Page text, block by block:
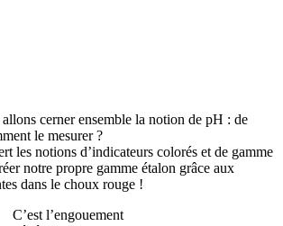
cerner ensemble la notion de pH : de
le mesurer ?
les notions d’indicateurs colorés et de gamme
notre propre gamme étalon grâce aux
dans le choux rouge !
C’est l’engouement